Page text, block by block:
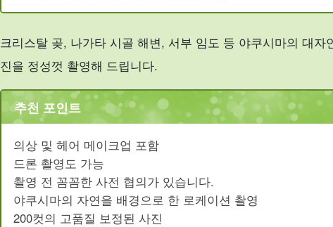
크리스탈 곶, 나가타 시골 해변, 서부 임도 등 야쿠시마의 대
진을 정성껏 촬영해 드립니다.
추천 포인트
의상 및 헤어 메이크업 포함
드론 촬영도 가능
촬영 전 꼼꼼한 사전 협의가 있습니다.
야쿠시마의 자연을 배경으로 한 로케이션 촬영
200컷의 고품질 보정된 사진